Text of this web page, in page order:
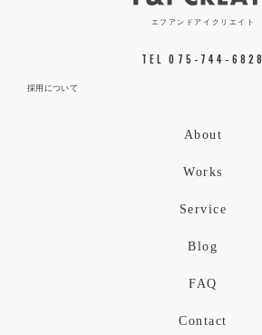
エフアンドアイクリエイト
TEL 075-744-6828
採用について
About
Works
Service
Blog
FAQ
Contact